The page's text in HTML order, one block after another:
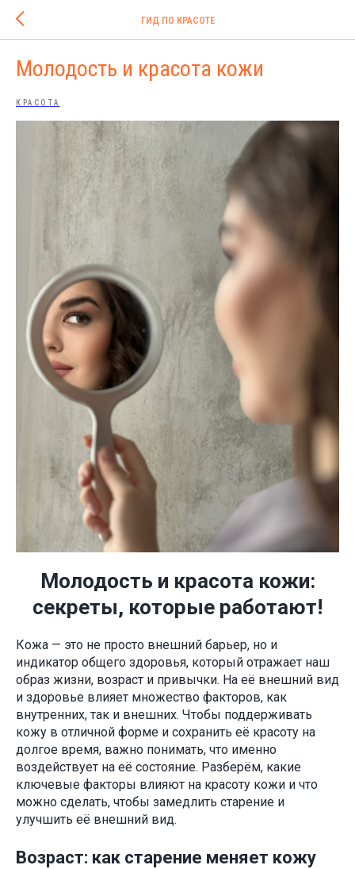
ГИД ПО КРАСОТЕ
Молодость и красота кожи
КРАСОТА
Молодость и красота кожи:
секреты, которые работают!
Кожа — это не просто внешний барьер, но и
индикатор общего здоровья, который отражает наш
образ жизни, возраст и привычки. На её внешний вид
и здоровье влияет множество факторов, как
внутренних, так и внешних. Чтобы поддерживать
кожу в отличной форме и сохранить её красоту на
долгое время, важно понимать, что именно
воздействует на её состояние. Разберём, какие
ключевые факторы влияют на красоту кожи и что
можно сделать, чтобы замедлить старение и
улучшить её внешний вид.
Возраст: как старение меняет кожу